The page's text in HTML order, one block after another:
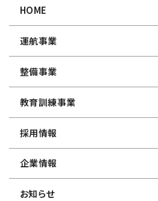
HOME
運航事業
整備事業
教育訓練事業
採用情報
企業情報
お知らせ